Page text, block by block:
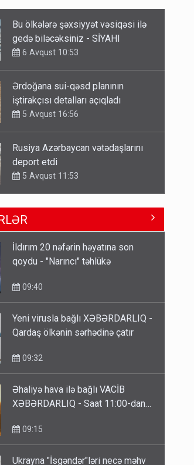
Ərdoğana sui-qəsd planının
iştirakçısı detalları açıqladı
5 Avqust 16:56
Rusiya Azərbaycan vətədaşlarını
deport etdi
5 Avqust 11:53
Rusiya azərbaycanlı diasporun
obyektini məhv etdi - FOTOLAR
5 Avqust 10:58
Əhaliyə hava ilə bağlı VACİB
XƏBƏRDARLIQ - Saat 11:00-dan…
qaçdı
Bu ölkələrə şəxsiyyət vəsiqəsi ilə
6 Avqust 10:53
İldırım 20 nəfərin həyatına son
qoydu - "Narıncı" təhlükə
09:40
Yeni virusla bağlı XƏBƏRDARLIQ -
Qardaş ölkənin sərhədinə çatır
09:32
Əhaliyə hava ilə bağlı VACİB
XƏBƏRDARLIQ - Saat 11:00-dan…
09:15
Ukrayna "İsgəndər"ləri necə məhv